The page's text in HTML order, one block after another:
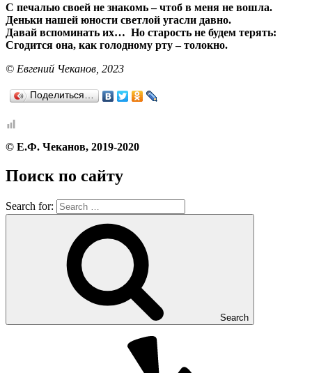
С печалью своей не знакомь – чтоб в меня не вошла.
Деньки нашей юности светлой угасли давно.
Давай вспоминать их… Но старость не будем терять:
Сгодится она, как голодному рту – толокно.
© Евгений Чеканов, 2023
Поделиться…
© Е.Ф. Чеканов, 2019-2020
Поиск по сайту
Search for:
Search